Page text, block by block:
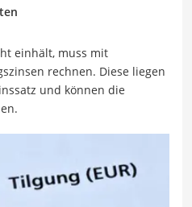
einhält, muss mit
rechnen. Diese liegen
und können die